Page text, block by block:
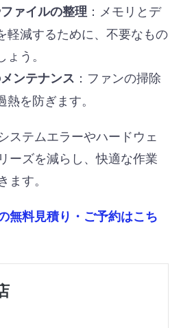
ァイルの整理 ：メモリとデ
軽減するために、不要なもの
う。
ンテナンス ：ファンの掃除
を防ぎます。
ステムエラーやハードウェ
ーズを減らし、快適な作業
す。
無料見積り・ご予約はこち